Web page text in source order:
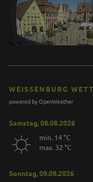
WEISSENBURG
powered by OpenWeather
Samstag, 08.08.2026
min. 14 °C
max. 32 °C
Sonntag, 09.08.2026